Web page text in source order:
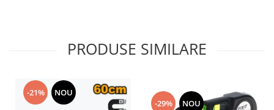
PRODUSE SIMILARE
-21% NOU
-29% NOU